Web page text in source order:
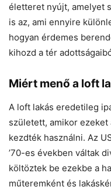
életteret nyújt, amelyet
is az, ami ennyire
hogyan érdemes
kihozd a tér
Miért menő a loft
A loft lakás eredetileg
született, amikor
kezdték használni. Az
’70-es években váltak
költöztek be ezekbe a
műteremként és